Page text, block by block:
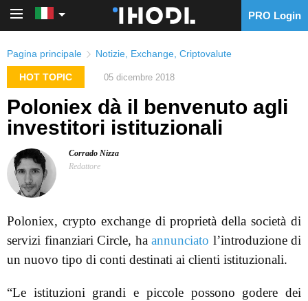
PRO Login
Pagina principale Notizie Exchange Criptovalute
HOT TOPIC 05 dicembre 2018
Poloniex dà il benvenuto agli
investitori istituzionali
Corrado Nizza
Redattore
Poloniex, crypto exchange di proprietà della società di
servizi finanziari Circle, ha annunciato l’introduzione di
un nuovo tipo di conti destinati ai clienti istituzionali.
“Le istituzioni grandi e piccole possono godere dei